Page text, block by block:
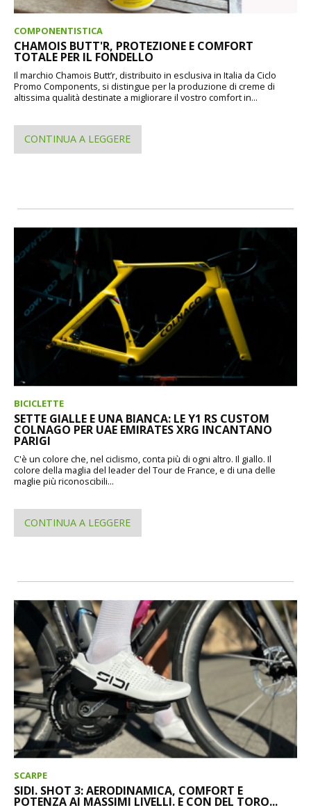
COMPONENTISTICA
CHAMOIS BUTT'R, PROTEZIONE E COMFORT
TOTALE PER IL FONDELLO
Il marchio Chamois Butt’r, distribuito in esclusiva in Italia da Ciclo
Promo Components, si distingue per la produzione di creme di
altissima qualità destinate a migliorare il vostro comfort in...
CONTINUA A LEGGERE
BICICLETTE
SETTE GIALLE E UNA BIANCA: LE Y1 RS CUSTOM
COLNAGO PER UAE EMIRATES XRG INCANTANO
PARIGI
C'è un colore che, nel ciclismo, conta più di ogni altro. Il giallo. Il
colore della maglia del leader del Tour de France, e di una delle
maglie più riconoscibili...
CONTINUA A LEGGERE
SCARPE
SIDI. SHOT 3: AERODINAMICA, COMFORT E
POTENZA AI MASSIMI LIVELLI. E CON DEL TORO...